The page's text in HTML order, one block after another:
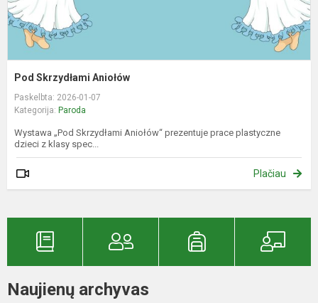
Pod Skrzydłami Aniołów
Paskelbta: 2026-01-07
Kategorija: Paroda
Wystawa „Pod Skrzydłami Aniołów“ prezentuje prace plastyczne
dzieci z klasy spec...
Plačiau
Naujienų archyvas